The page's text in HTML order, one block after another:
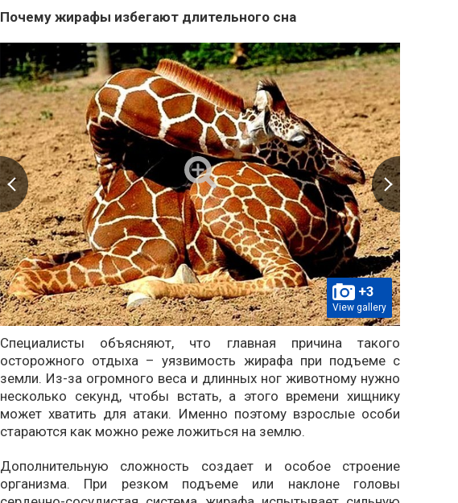
Почему жирафы избегают длительного сна
+3
View gallery
Специалисты объясняют, что главная причина такого
осторожного отдыха – уязвимость жирафа при подъеме с
земли. Из-за огромного веса и длинных ног животному нужно
несколько секунд, чтобы встать, а этого времени хищнику
может хватить для атаки. Именно поэтому взрослые особи
стараются как можно реже ложиться на землю.
Дополнительную сложность создает и особое строение
организма. При резком подъеме или наклоне головы